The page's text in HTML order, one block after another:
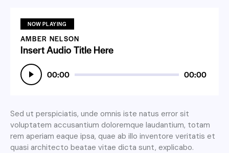
NOW PLAYING
AMBER NELSON
Insert Audio Title Here
Audio
Player
00:00 00:00
Sed ut perspiciatis, unde omnis iste natus error sit
voluptatem accusantium doloremque laudantium, totam
rem aperiam eaque ipsa, quae ab illo inventore veritatis et
quasi architecto beatae vitae dicta sunt, explicabo.